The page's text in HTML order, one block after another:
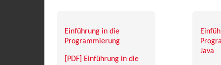
Einführung in die
Programmierung
[PDF] Einführung in die
Java